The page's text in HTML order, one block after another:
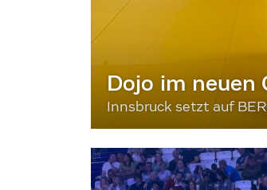
Dojo im neuen
Innsbruck setzt auf